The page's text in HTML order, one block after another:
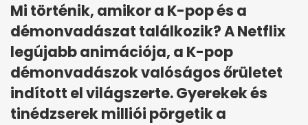
Mi történik, amikor a K-pop és a
démonvadászat találkozik? A Netflix
legújabb animációja, a K-pop
démonvadászok valóságos őrületet
indított el világszerte. Gyerekek és
tinédzserek milliói pörgetik a